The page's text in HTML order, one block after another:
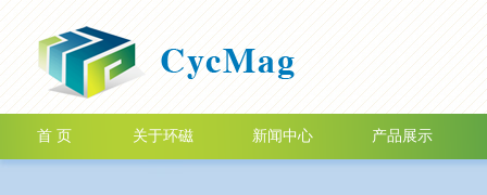
首 页 关于环磁 新闻中心 产品展示